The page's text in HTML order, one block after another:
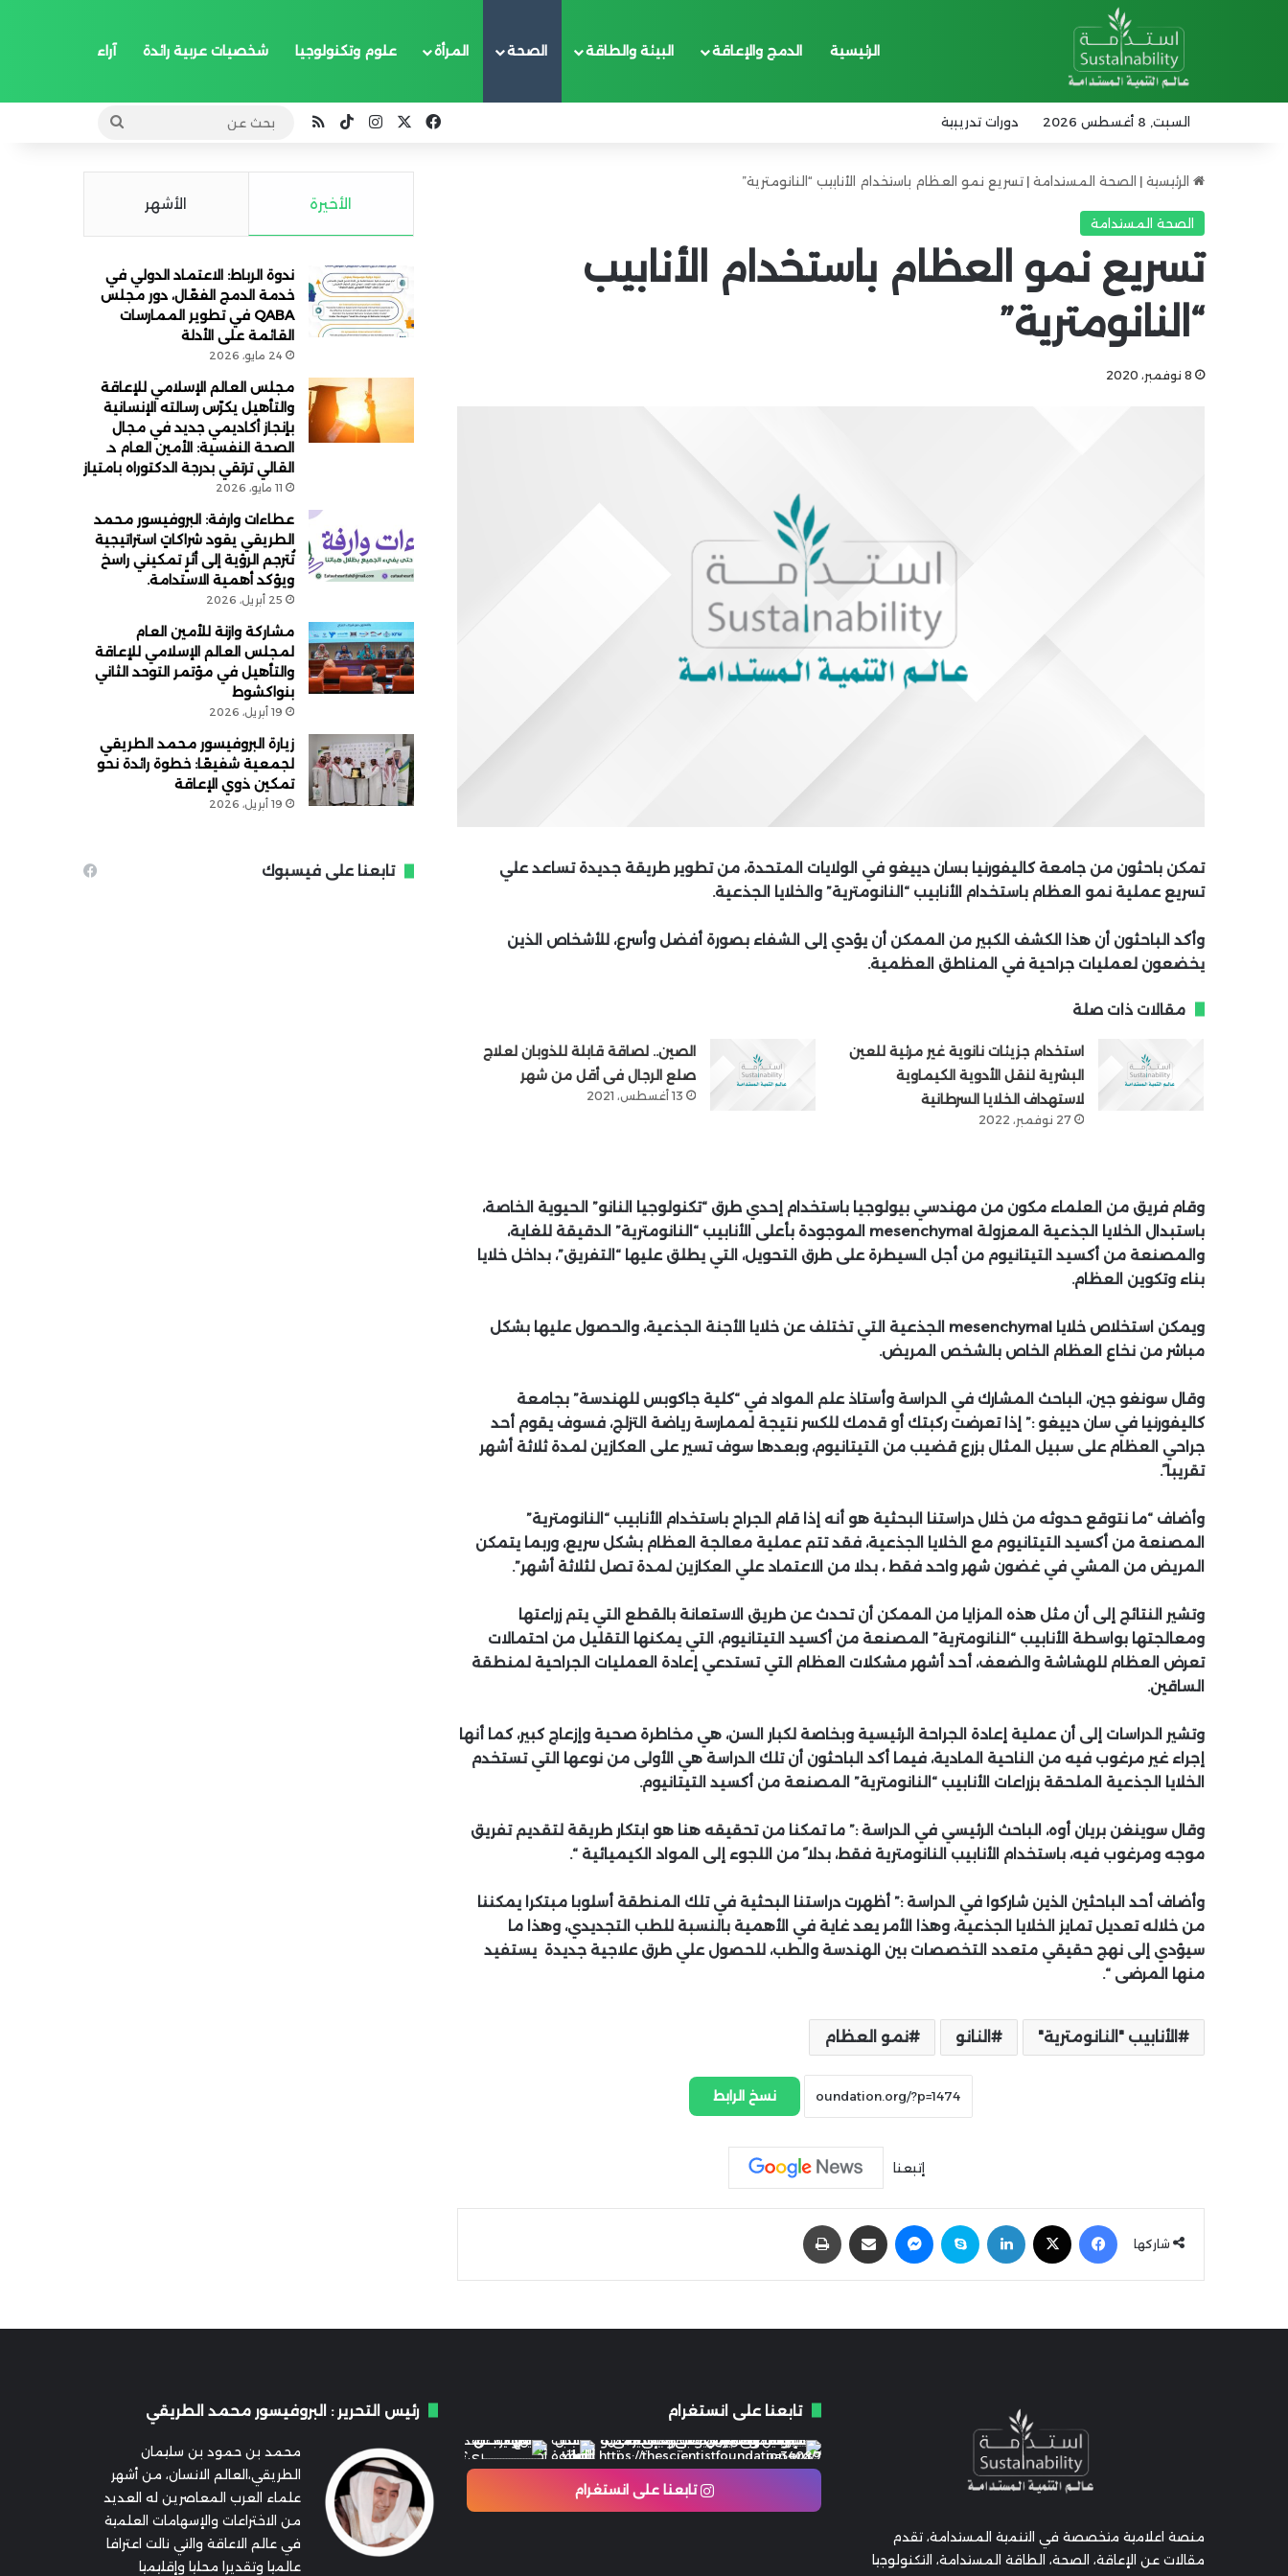
الرئيسية الدمج والإعاقة البيئة والطاقة الصحة المرأة علوم وتكنولوجيا شخصيات عربية رائدة آراء
السبت, 8 أغسطس 2026 دورات تدريبية فيسبوكانستقرام
‫TikTokملخص الموقع RSS
بحث
الرئيسية | الصحة المستدامة | تسريع نمو العظام باستخدام الأنابيب “النانومترية”
الصحة المستدامة
تسريع نمو العظام باستخدام الأنابيب
“النانومترية”
8 نوفمبر، 2020
تمكن باحثون من جامعة كاليفورنيا بسان دييغو في الولايات المتحدة، من تطوير طريقة جديدة تساعد علي
تسريع عملية نمو العظام باستخدام الأنابيب “النانومترية” والخلايا الجذعية.
وأكد الباحثون أن هذا الكشف الكبير من الممكن أن يؤدي إلى الشفاء بصورة أفضل وأسرع، للأشخاص الذين
يخضعون لعمليات جراحية في المناطق العظمية.
مقالات ذات صلة
استخدام جزيئات نانوية غير مرئية للعين
البشرية لنقل الأدوية الكيماوية
لاستهداف الخلايا السرطانية
27 نوفمبر، 2022
الصين.. لصاقة قابلة للذوبان لعلاج
صلع الرجال فى أقل من شهر
13 أغسطس، 2021
وقام فريق من العلماء مكون من مهندسي بيولوجيا باستخدام إحدي طرق “تكنولوجيا النانو” الحيوية الخاصة،
باستبدال الخلايا الجذعية المعزولة mesenchymal الموجودة بأعلى الأنابيب “النانومترية” الدقيقة للغاية،
والمصنعة من أكسيد التيتانيوم من أجل السيطرة على طرق التحويل، التي يطلق عليها “التفريق”، بداخل خلايا
بناء وتكوين العظام.
ويمكن استخلاص خلايا mesenchymal الجذعية التي تختلف عن خلايا الأجنة الجذعية، والحصول عليها بشكل
مباشر من نخاع العظام الخاص بالشخص المريض.
وقال سونغو جين، الباحث المشارك في الدراسة وأستاذ علم المواد في “كلية جاكوبس للهندسة” بجامعة
كاليفورنيا في سان دييغو :” إذا تعرضت ركبتك أو قدمك للكسر نتيجة لممارسة رياضة التزلج، فسوف يقوم أحد
جراحي العظام على سبيل المثال بزرع قضيب من التيتانيوم، وبعدها سوف تسير على العكازين لمدة ثلاثة أشهر
تقريبا ً.
وأضاف “ما نتوقع حدوثه من خلال دراستنا البحثية هو أنه إذا قام الجراح باستخدام الأنابيب “النانومترية”
المصنعة من أكسيد التيتانيوم مع الخلايا الجذعية، فقد تتم عملية معالجة العظام بشكل سريع، وربما يتمكن
المريض من المشي في غضون شهر واحد فقط ، بدلا من الاعتماد علي العكازين لمدة تصل لثلاثة أشهر”.
وتشير النتائج إلى أن مثل هذه المزايا من الممكن أن تحدث عن طريق الاستعانة بالقطع التي يتم زراعتها
ومعالجتها بواسطة الأنابيب “النانومترية” المصنعة من أكسيد التيتانيوم، التي يمكنها التقليل من احتمالات
تعرض العظام للهشاشة والضعف، أحد أشهر مشكلات العظام التي تستدعي إعادة العمليات الجراحية لمنطقة
الساقين.
وتشير الدراسات إلى أن عملية إعادة الجراحة الرئيسية وبخاصة لكبار السن، هي مخاطرة صحية وإزعاج كبير، كما أنها
إجراء غير مرغوب فيه من الناحية المادية، فيما أكد الباحثون أن تلك الدراسة هي الأولى من نوعها التي تستخدم
الخلايا الجذعية الملحقة بزراعات الأنابيب “النانومترية” المصنعة من أكسيد التيتانيوم.
وقال سوينغن بريان أوه، الباحث الرئيسي في الدراسة :” ما تمكنا من تحقيقه هنا هو ابتكار طريقة لتقديم تفريق
موجه ومرغوب فيه، باستخدام الأنابيب النانومترية فقط، بدلا ً من اللجوء إلى المواد الكيميائية “.
وأضاف أحد الباحثين الذين شاركوا في الدراسة :” أظهرت دراستنا البحثية في تلك المنطقة أسلوبا مبتكرا يمكننا
من خلاله تعديل تمايز الخلايا الجذعية، وهذا الأمر يعد غاية في الأهمية بالنسبة للطب التجديدي، وهذا ما
سيؤدي إلى نهج حقيقي متعدد التخصصات بين الهندسة والطب، للحصول علي طرق علاجية جديدة يستفيد
منها المرضى “.
الأنابيب "النانومترية" النانو نمو العظام
نسخ الرابط
إتبعنا
شاركها
فيسبوك لينكدإن سكايب ماسنجر مشاركة عبر البريد
الأخيرة الأشهر
ندوة الرباط: الاعتماد الدولي في
خدمة الدمج الفعّال، دور مجلس
QABA في تطوير الممارسات
القائمة على الأدلة
24 مايو، 2026
مجلس العالم الإسلامي للإعاقة
والتأهيل يكرّس رسالته الإنسانية
بإنجاز أكاديمي جديد في مجال
الصحة النفسية: الأمين العام د.
القالي ترتقي بدرجة الدكتوراه بامتياز
11 مايو، 2026
عطاءات وارفة: البروفيسور محمد
الطريقي يقود شراكاتٍ استراتيجية
تُترجم الرؤية إلى أثرٍ تمكيني راسخ
ويؤكد أهمية الاستدامة.
25 أبريل، 2026
مشاركة وازنة للأمين العام
لمجلس العالم الإسلامي للإعاقة
والتأهيل في مؤتمر التوحد الثاني
بنواكشوط
19 أبريل، 2026
زيارة البروفيسور محمد الطريقي
لجمعية شفيعًا: خطوة رائدة نحو
تمكين ذوي الإعاقة
19 أبريل، 2026
تابعنا على فيسبوك
منصة اعلامية متخصصة في التنمية المستدامة، تقدم
مقالات عن الإعاقة، الصحة، الطاقة المستدامة، التكنولوجيا
تابعنا على انستغرام
تابعنا على انستغرام
رئيس التحرير : البروفيسور محمد الطريقي
محمد بن حمود بن سليمان
الطريقي،العالم الانسان، من أشهر
علماء العرب المعاصرين له العديد
من الاختراعات والإسهامات العلمية
في عالم الاعاقة والتي نالت اعترافا
عالميا وتقديرا محليا وإقليميا